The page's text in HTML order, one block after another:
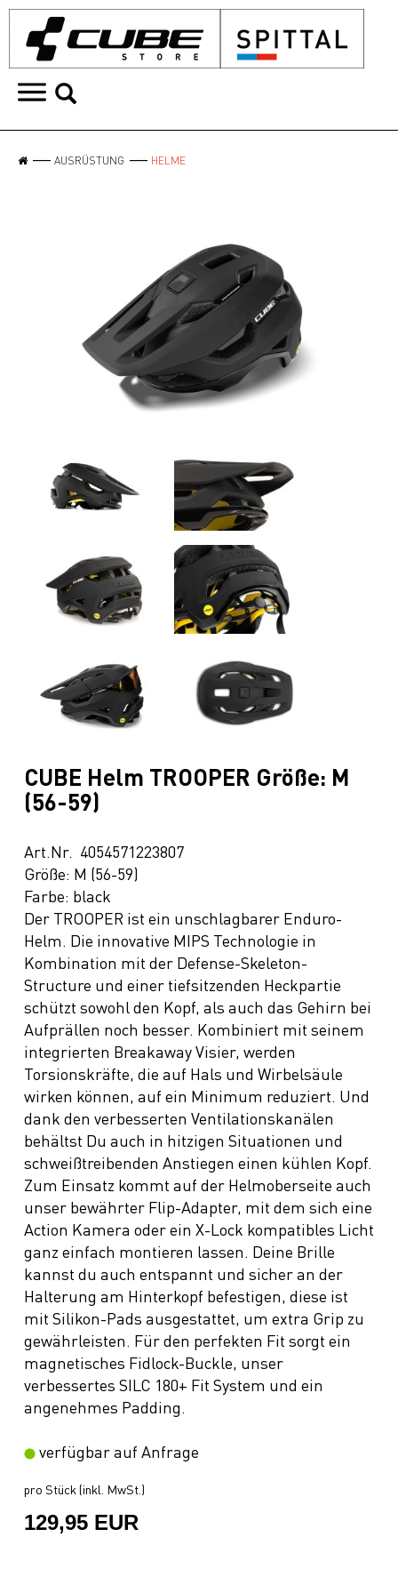
AUSRÜSTUNG HELME
CUBE Helm TROOPER Größe: M
(56-59)
Art.Nr. 4054571223807
Größe: M (56-59)
Farbe: black
Der TROOPER ist ein unschlagbarer Enduro-
Helm. Die innovative MIPS Technologie in
Kombination mit der Defense-Skeleton-
Structure und einer tiefsitzenden Heckpartie
schützt sowohl den Kopf, als auch das Gehirn bei
Aufprällen noch besser. Kombiniert mit seinem
integrierten Breakaway Visier, werden
Torsionskräfte, die auf Hals und Wirbelsäule
wirken können, auf ein Minimum reduziert. Und
dank den verbesserten Ventilationskanälen
behältst Du auch in hitzigen Situationen und
schweißtreibenden Anstiegen einen kühlen Kopf.
Zum Einsatz kommt auf der Helmoberseite auch
unser bewährter Flip-Adapter, mit dem sich eine
Action Kamera oder ein X-Lock kompatibles Licht
ganz einfach montieren lassen. Deine Brille
kannst du auch entspannt und sicher an der
Halterung am Hinterkopf befestigen, diese ist
mit Silikon-Pads ausgestattet, um extra Grip zu
gewährleisten. Für den perfekten Fit sorgt ein
magnetisches Fidlock-Buckle, unser
verbessertes SILC 180+ Fit System und ein
angenehmes Padding.
verfügbar auf Anfrage
pro Stück (inkl. MwSt.)
129,95 EUR